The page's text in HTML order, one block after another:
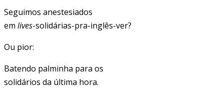
Seguimos anestesiados
em lives-solidárias-pra-inglês-ver?
Ou pior:
Batendo palminha para os
solidários da última hora.